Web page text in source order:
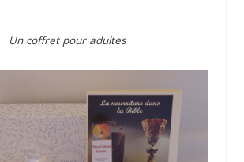
Un coffret pour adultes